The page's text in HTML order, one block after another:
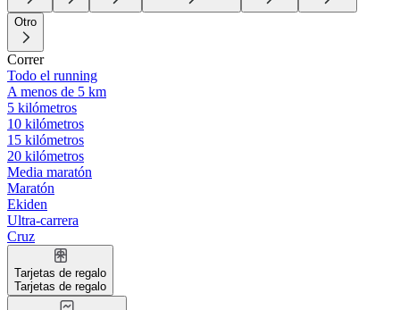
Otro
Correr
Todo el running
A menos de 5 km
5 kilómetros
10 kilómetros
15 kilómetros
20 kilómetros
Media maratón
Maratón
Ekiden
Ultra-carrera
Cruz
Tarjetas de regalo
Tarjetas de regalo